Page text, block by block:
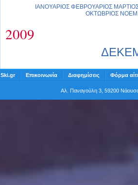
ΙΑΝΟΥΑΡΙΟΣ ΦΕΒΡΟΥΑΡΙΟΣ
ΟΚΤΩΒΡΙΟΣ
2009
Ski.gr Επικοινωνία Διαφημίσεις Φόρμα
Αλ. Παναγούλη 3, 59200